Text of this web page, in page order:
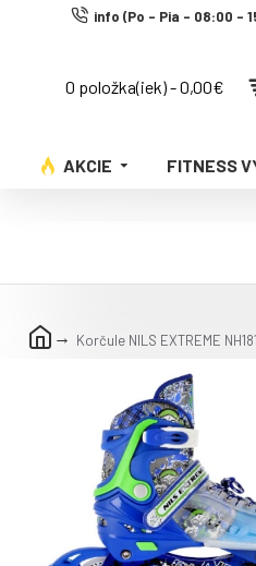
info (Po - Pia - 08:00 -
0 položka(iek) - 0,00€
AKCIE FITNESS
Korčule NILS EXTREME